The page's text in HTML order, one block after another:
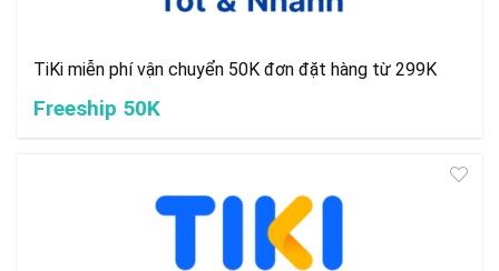
TiKi miễn phí vận chuyển 50K đơn đặt hàng từ 299K
Freeship 50K